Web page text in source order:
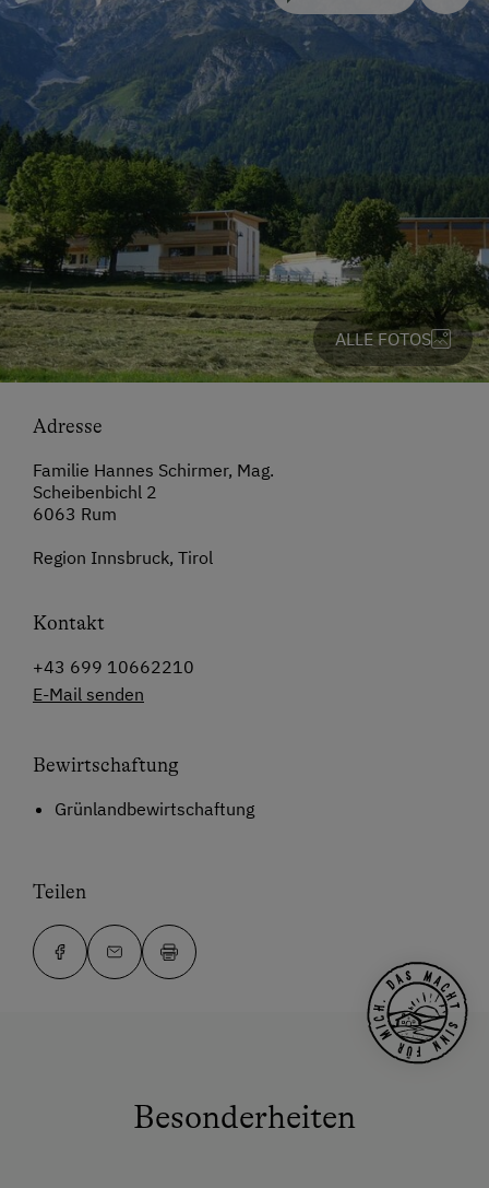
ALLE FOTOS
Adresse
Familie Hannes Schirmer, Mag.
Scheibenbichl 2
6063 Rum
Region Innsbruck, Tirol
Kontakt
+43 699 10662210
E-Mail senden
Bewirtschaftung
Grünlandbewirtschaftung
Teilen
Besonderheiten